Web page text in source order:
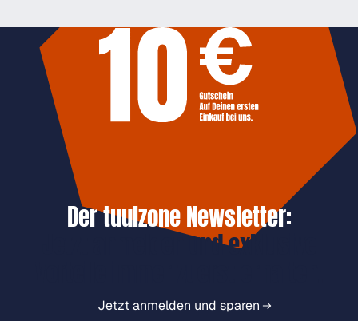
Der tuulzone Newsletter:
Jetzt anmelden und exklusive
Jetzt anmelden und sparen